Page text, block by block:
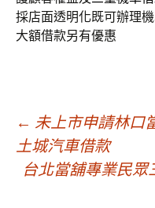
採店面透明化既可辦理
大額借款另有優惠
文
章
← 未上市申請林口
土城汽車借款
台北當舖專業民